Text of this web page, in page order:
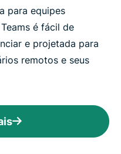
para equipes
é fácil de
e projetada para
remotos e seus